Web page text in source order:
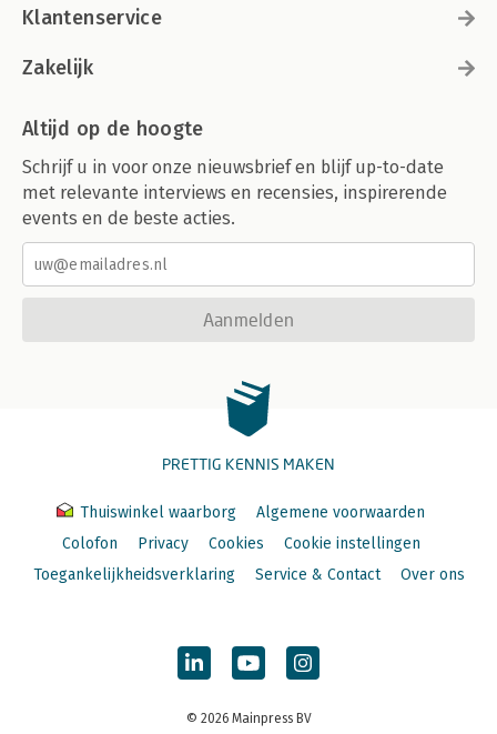
Klantenservice
Zakelijk
Altijd op de hoogte
Schrijf u in voor onze nieuwsbrief en blijf up-to-date
met relevante interviews en recensies, inspirerende
events en de beste acties.
Aanmelden
PRETTIG KENNIS MAKEN
Thuiswinkel waarborg
Algemene voorwaarden
Colofon
Privacy Cookies
Cookie instellingen
Toegankelijkheidsverklaring
Service & Contact Over ons
© 2026 Mainpress BV